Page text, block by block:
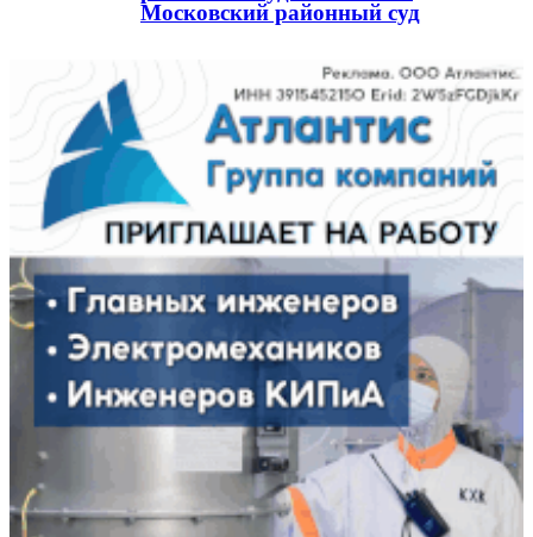
Московский районный суд